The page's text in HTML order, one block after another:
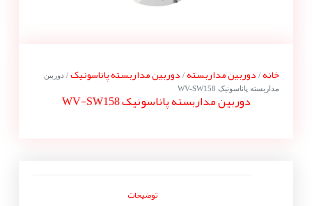
خانه/ دوربین مداربسته/ دوربین مداربسته پاناسونیک/ دوربین
مداربسته پاناسونیک WV-SW158
دوربین مداربسته پاناسونیک WV-SW158
توضیحات